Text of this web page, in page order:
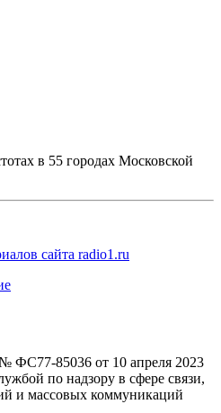
в 55 городах Московской
сайта radio1.ru
ФС77-85036 от 10 апреля 2023
по надзору в сфере связи,
и массовых коммуникаций